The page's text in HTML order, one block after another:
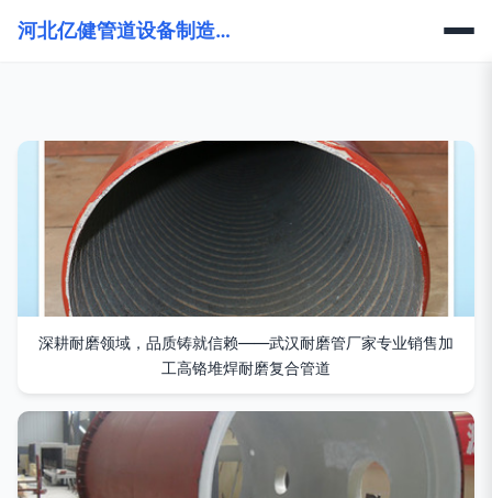
河北亿健管道设备制造有限公司
深耕耐磨领域，品质铸就信赖——武汉耐磨管厂家专业销售加
工高铬堆焊耐磨复合管道